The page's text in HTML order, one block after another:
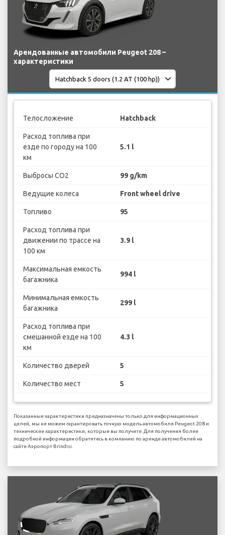
Арендованные автомобили Peugeot 208 –
характеристики
Телосложение Hatchback
Расход топлива при
езде по городу на 100
км
5.1 l
Выбросы CO2 99 g/km
Ведущие колеса Front wheel drive
Топливо 95
Расход топлива при
движении по трассе на
100 км
3.9 l
Максимальная емкость
багажника
994 l
Минимальная емкость
багажника
299 l
Расход топлива при
смешанной езде на 100
км
4.3 l
Количество дверей 5
Количество мест 5
Показанные характеристики предназначены только для информационных
целей, мы не можем гарантировать точную модель автомобиля Peugeot 208 и
технические характеристики, которые вы получите. Для получения более
подробной информации обратитесь в компанию по аренде автомобилей на
сайте Аэропорт Brindisi.